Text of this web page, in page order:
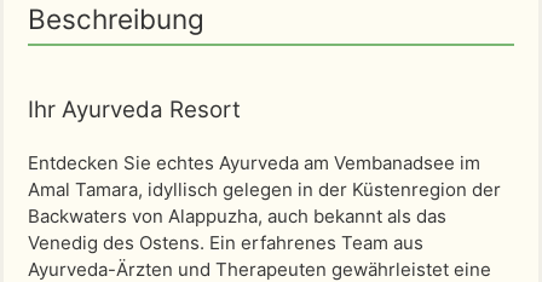
Beschreibung
Ihr Ayurveda Resort
Entdecken Sie echtes Ayurveda am Vembanadsee im
Amal Tamara, idyllisch gelegen in der Küstenregion der
Backwaters von Alappuzha, auch bekannt als das
Venedig des Ostens. Ein erfahrenes Team aus
Ayurveda-Ärzten und Therapeuten gewährleistet eine